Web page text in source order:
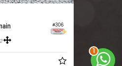
#306
R$